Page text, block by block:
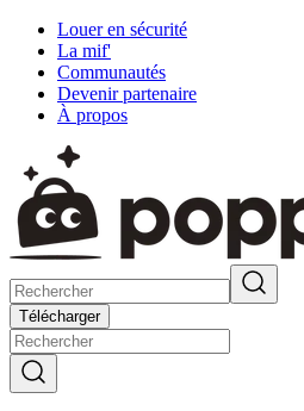
Louer en sécurité
La mif'
Communautés
Devenir partenaire
À propos
Télécharger